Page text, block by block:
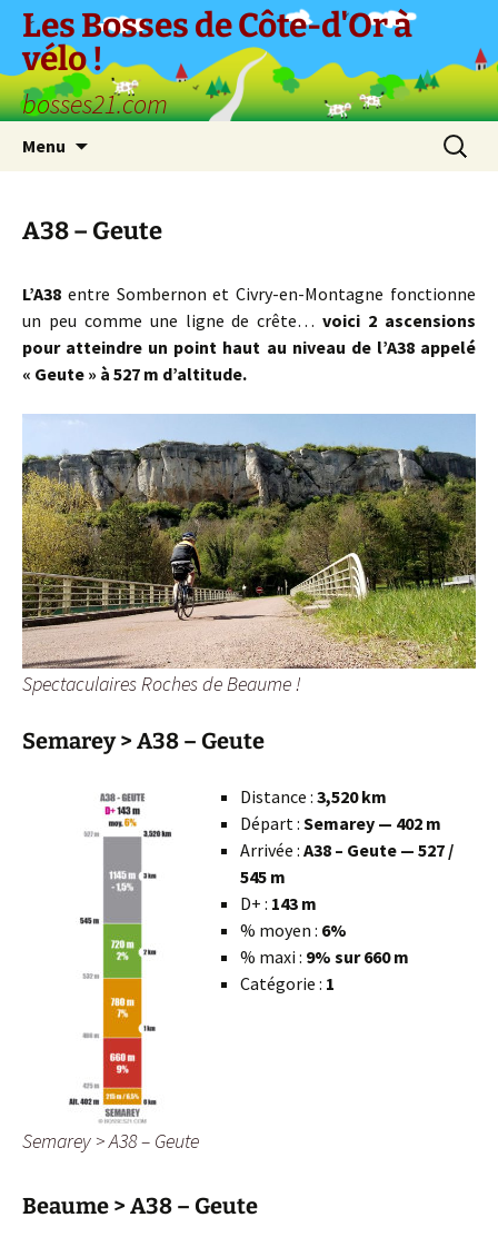
Aller
contenu
Les Bosses de Côte-d'Or à
vélo !
bosses21.com
Menu
A38 – Geute
L’A38 entre Sombernon et Civry-en-Montagne fonctionne
un peu comme une ligne de crête…voici 2 ascensions
pour atteindre un point haut au niveau de l’A38 appelé
« Geute » à 527 m d’altitude.
Spectaculaires Roches de Beaume !
Semarey > A38 – Geute
Semarey > A38 – Geute
Distance : 3,520 km
Départ : Semarey — 402 m
Arrivée : A38 – Geute — 527 /
545 m
D+ : 143 m
% moyen : 6%
% maxi : 9% sur 660 m
Catégorie : 1
Beaume > A38 – Geute